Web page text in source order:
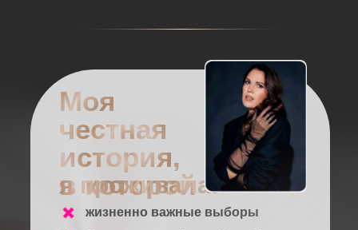
Моя
честная
история,
в которой
я проживала:
жизненно важные выборы